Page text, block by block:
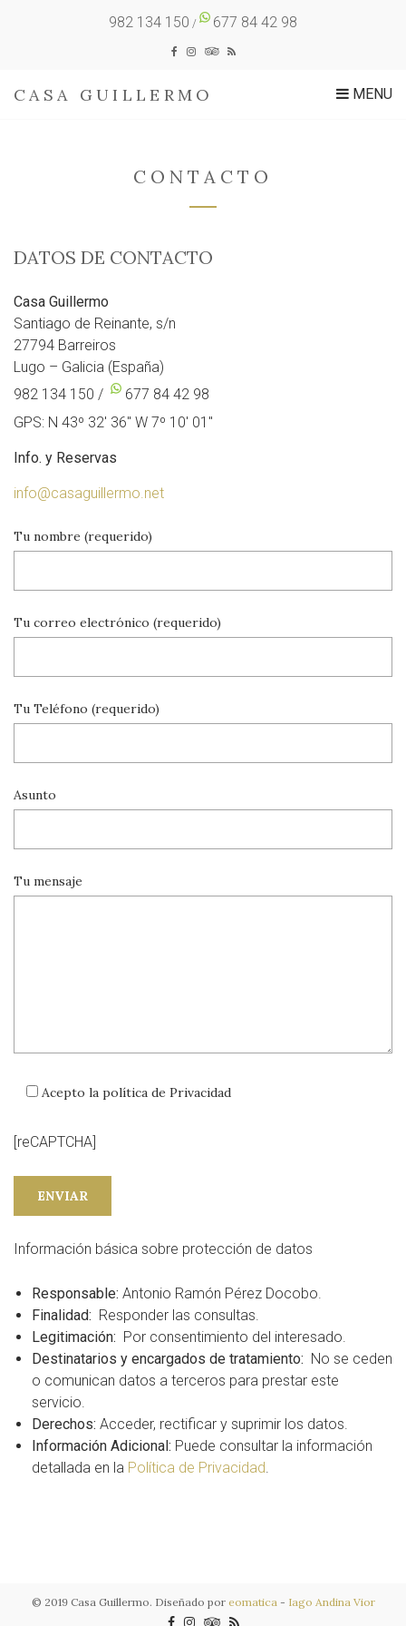
982 134 150 / 677 84 42 98
CASA GUILLERMO MENU
CONTACTO
DATOS DE CONTACTO
Casa Guillermo
Santiago de Reinante, s/n
27794 Barreiros
Lugo – Galicia (España)
982 134 150 /
677 84 42 98
GPS: N 43º 32′ 36″ W 7º 10′ 01″
Info. y Reservas
info@casaguillermo.net
Tu nombre (requerido)
Tu correo electrónico (requerido)
Tu Teléfono (requerido)
Asunto
Tu mensaje
Acepto la política de Privacidad
[reCAPTCHA]
Información básica sobre protección de datos
Responsable: Antonio Ramón Pérez Docobo.
Finalidad: Responder las consultas.
Legitimación: Por consentimiento del interesado.
Destinatarios y encargados de tratamiento: No se ceden
o comunican datos a terceros para prestar este
servicio.
Derechos: Acceder, rectificar y suprimir los datos.
Información Adicional: Puede consultar la información
detallada en la Política de Privacidad.
© 2019 Casa Guillermo. Diseñado por eomatica- Iago Andina Vior